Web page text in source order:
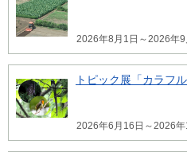
2026年8月1日～2026年9
トピック展「カラフ
2026年6月16日～2026年